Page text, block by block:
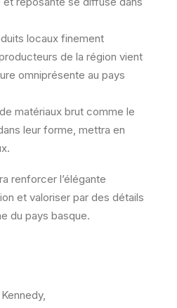
locaux finement
de la région vient
omniprésente au pays
matériaux brut comme le
leur forme, mettra en
renforcer l’élégante
et valoriser par des détails
du pays basque.